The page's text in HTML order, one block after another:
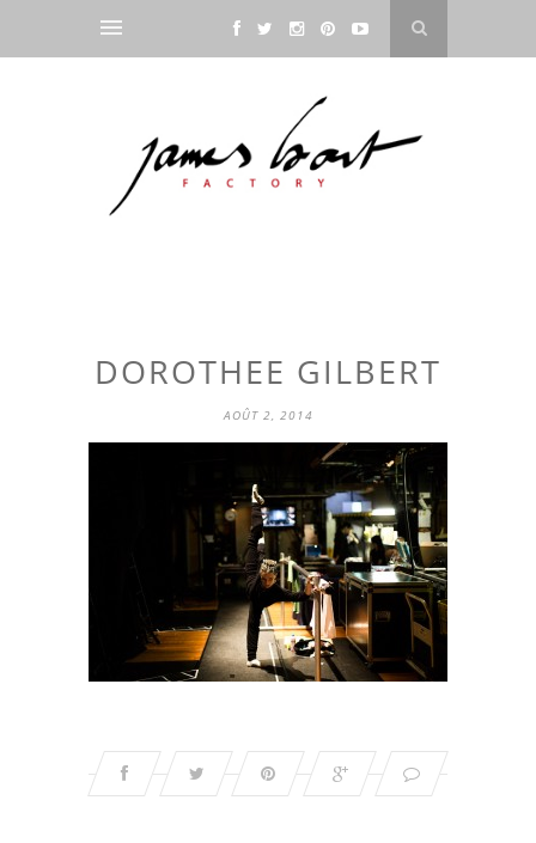
DOROTHEE GILBERT
AOÛT 2, 2014